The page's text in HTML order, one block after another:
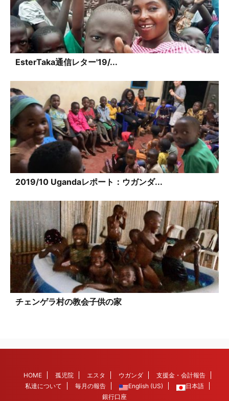
EsterTaka通信レター'19/...
2019/10 Ugandaレポート：ウガンダ...
チェンゲラ村の教会子供の家
HOME 孤児院 エスタ ウガンダ
支援金・会計報告
私達について
毎月の報告 English (US)
日本語
銀行口座